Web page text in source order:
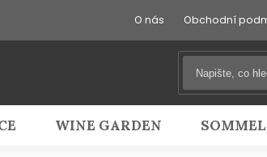
O nás Obchodní
WINE GARDEN